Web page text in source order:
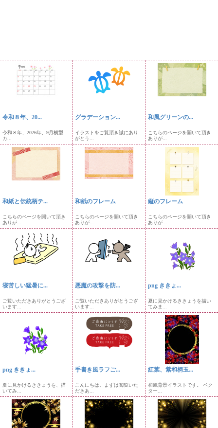
令和８年、20...
令和８年、2026年、9月横型
カ...
グラデーション...
イラストをご覧頂き誠にあり
がとう...
和風グリーンの...
こちらのページを開いて頂き
ありが...
和紙と伝統柄テ...
こちらのページを開いて頂き
ありが...
和紙のフレーム
こちらのページを開いて頂き
ありが...
縦のフレーム
こちらのページを開いて頂き
ありが...
寝苦しい猛暑に...
ご覧いただきありがとうござ
います...
悪魔の攻撃を防...
ご覧いただきありがとうござ
います...
png ききょ...
夏に見かけるききょうを描い
てみま...
png ききょ...
夏に見かけるききょうを、描
いてみ...
手書き風ラフご...
こんにちは。まずは閲覧いた
だきあ...
紅葉、紫和柄玉...
和風背景イラストです。 ベク
ター...